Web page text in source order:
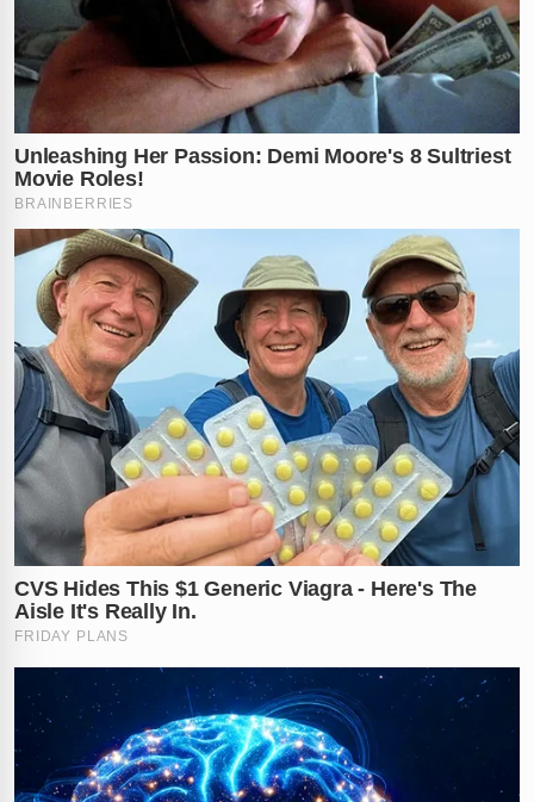
pela verdade
Paralelamente ao uso de tecnologia, o trabalho
minucioso de
cães farejadores foi decisivo para
localizar o paradeiro exato dos restos mortais
enterrados na lama. Segundo o
Rocha, responsável pela condução do inquérito e
pelas apurações na região, as investigações apontam
que um grupo envolvido diretamente com otráfico de
drogas e crimes contra a vida estaria utilizando o
manguezal como local de descarte de suas vítimas.
"Foram localizados dois corpos até o momento. A
Polícia Científicafoi acionada imediatamente para
realizar a perícia técnica e dar início aos procedimentos
de identificação das vítimas", afirmou o delegado
Douglas Rocha durante a operação. O estado em que
os corpos foram encontrados exige exames detalhados
no Instituto de Medicina Legal (IML) para determinar a
Mistério sobre a identidade das
vítimas e continuidade das buscas